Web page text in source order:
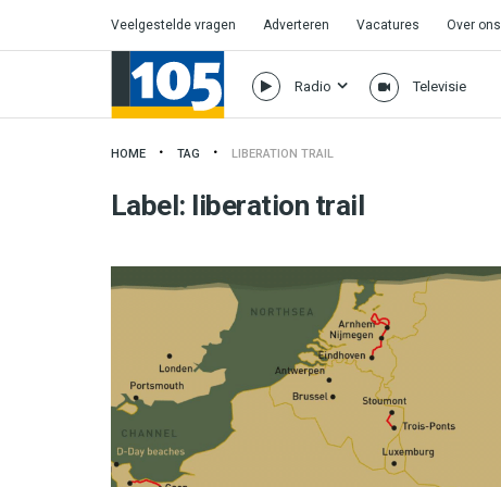
Veelgestelde vragen Adverteren Vacatures Over ons
Radio Televisie
HOME TAG LIBERATION TRAIL
Label: liberation trail